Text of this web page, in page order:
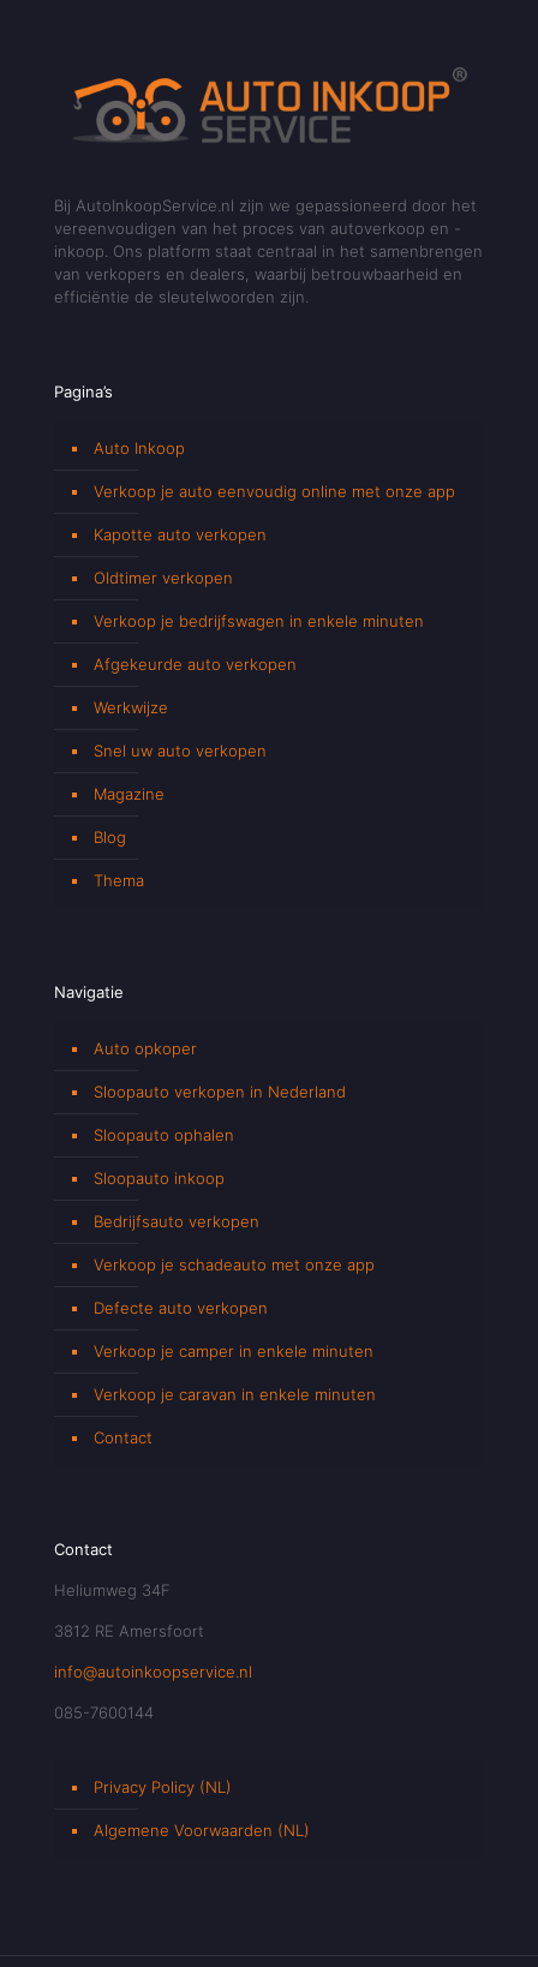
Bij AutoInkoopService.nl zijn we gepassioneerd door het
vereenvoudigen van het proces van autoverkoop en -
inkoop. Ons platform staat centraal in het samenbrengen
van verkopers en dealers, waarbij betrouwbaarheid en
efficiëntie de sleutelwoorden zijn.
Pagina’s
Auto Inkoop
Verkoop je auto eenvoudig online met onze app
Kapotte auto verkopen
Oldtimer verkopen
Verkoop je bedrijfswagen in enkele minuten
Afgekeurde auto verkopen
Werkwijze
Snel uw auto verkopen
Magazine
Blog
Thema
Navigatie
Auto opkoper
Sloopauto verkopen in Nederland
Sloopauto ophalen
Sloopauto inkoop
Bedrijfsauto verkopen
Verkoop je schadeauto met onze app
Defecte auto verkopen
Verkoop je camper in enkele minuten
Verkoop je caravan in enkele minuten
Contact
Contact
Heliumweg 34F
3812 RE Amersfoort
info@autoinkoopservice.nl
085-7600144
Privacy Policy (NL)
Algemene Voorwaarden (NL)